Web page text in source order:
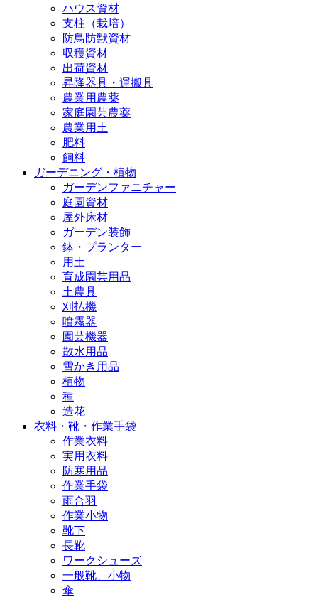
ハウス資材
支柱（栽培）
防鳥防獣資材
収穫資材
出荷資材
昇降器具・運搬具
農業用農薬
家庭園芸農薬
農業用土
肥料
飼料
ガーデニング・植物
ガーデンファニチャー
庭園資材
屋外床材
ガーデン装飾
鉢・プランター
用土
育成園芸用品
土農具
刈払機
噴霧器
園芸機器
散水用品
雪かき用品
植物
種
造花
衣料・靴・作業手袋
作業衣料
実用衣料
防寒用品
作業手袋
雨合羽
作業小物
靴下
長靴
ワークシューズ
一般靴、小物
傘